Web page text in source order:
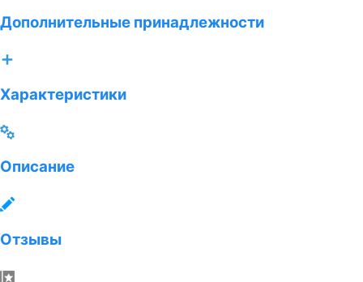
Дополнительные принадлежности
Характеристики
Описание
Отзывы